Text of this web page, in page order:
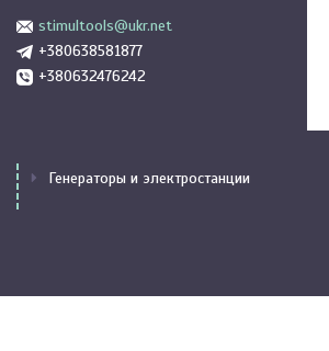
stimultools@ukr.net
+380638581877
+380632476242
Генераторы и электростанции